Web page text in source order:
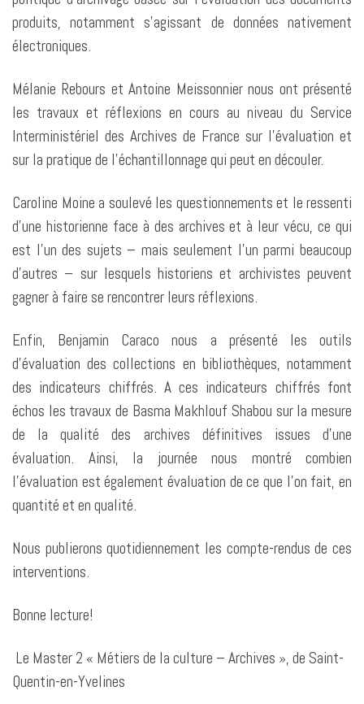
produits, notamment s’agissant de données nativement
électroniques.
Mélanie Rebours et Antoine Meissonnier nous ont présenté
les travaux et réflexions en cours au niveau du Service
Interministériel des Archives de France sur l’évaluation et
sur la pratique de l’échantillonnage qui peut en découler.
Caroline Moine a soulevé les questionnements et le ressenti
d’une historienne face à des archives et à leur vécu, ce qui
est l’un des sujets – mais seulement l’un parmi beaucoup
d’autres – sur lesquels historiens et archivistes peuvent
gagner à faire se rencontrer leurs réflexions.
Enfin, Benjamin Caraco nous a présenté les outils
d’évaluation des collections en bibliothèques, notamment
des indicateurs chiffrés. A ces indicateurs chiffrés font
échos les travaux de Basma Makhlouf Shabou sur la mesure
de la qualité des archives définitives issues d’une
évaluation. Ainsi, la journée nous montré combien
l’évaluation est également évaluation de ce que l’on fait, en
quantité et en qualité.
Nous publierons quotidiennement les compte-rendus de ces
interventions.
Bonne lecture!
Le Master 2 « Métiers de la culture – Archives », de Saint-
Quentin-en-Yvelines